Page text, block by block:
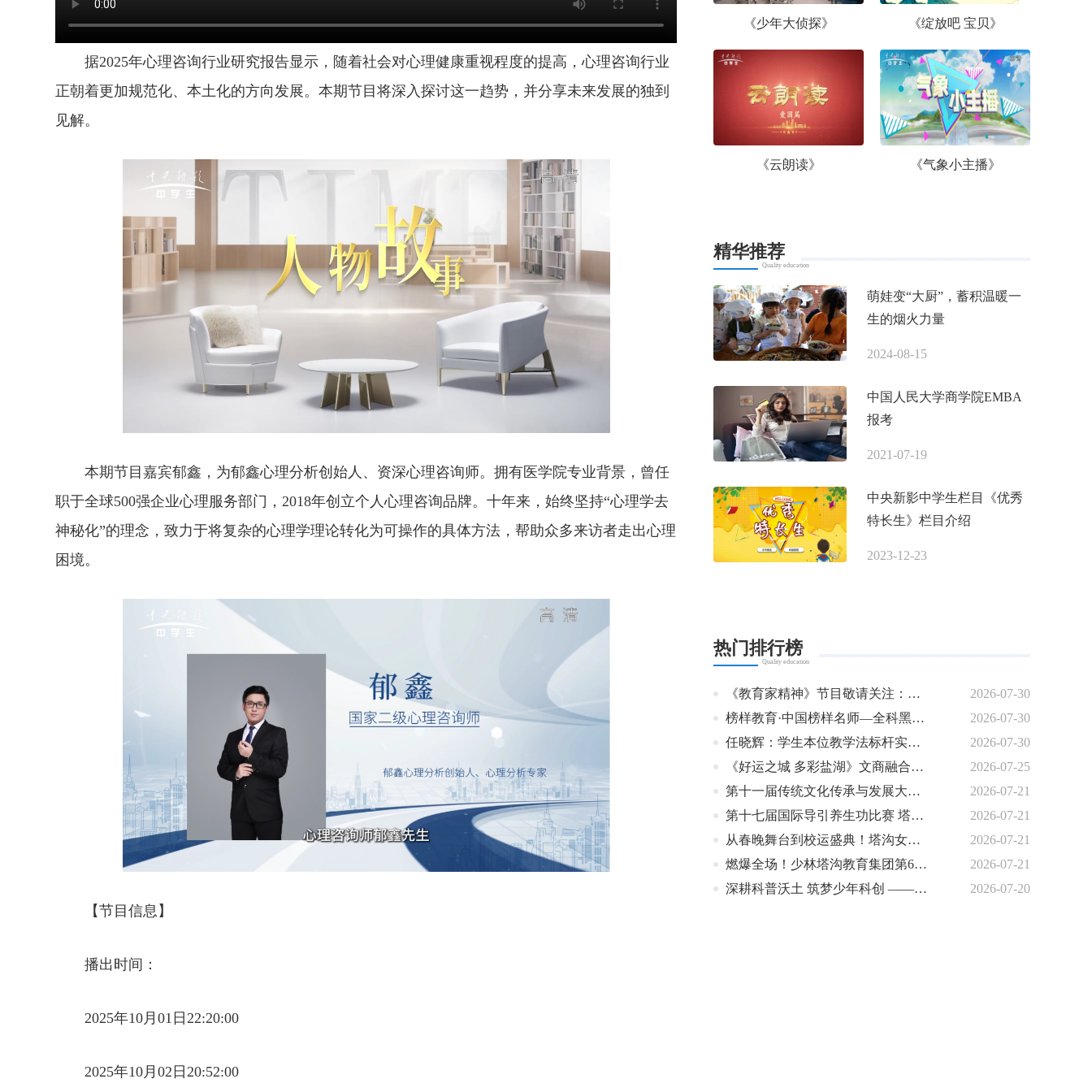
据2025年心理咨询行业研究报告显示，随着社会对心理健康重视程度的提高，心理咨询行业
正朝着更加规范化、本土化的方向发展。本期节目将深入探讨这一趋势，并分享未来发展的独到
见解。
本期节目嘉宾郁鑫，为郁鑫心理分析创始人、资深心理咨询师。拥有医学院专业背景，曾任
职于全球500强企业心理服务部门，2018年创立个人心理咨询品牌。十年来，始终坚持“心理学去
神秘化”的理念，致力于将复杂的心理学理论转化为可操作的具体方法，帮助众多来访者走出心理
困境。
【节目信息】
播出时间：
2025年10月01日22:20:00
2025年10月02日20:52:00
《少年大侦探》 《绽放吧 宝贝》
《云朗读》 《气象小主播》
精华推荐
Quality education
萌娃变“大厨”，蓄积温暖一
生的烟火力量
2024-08-15
中国人民大学商学院EMBA
报考
2021-07-19
中央新影中学生栏目《优秀
特长生》栏目介绍
2023-12-23
热门排行榜
Quality education
《教育家精神》节目敬请关注：名师专访---曾培燊
2026-07-30
榜样教育·中国榜样名师—全科黑马逆袭特训模式创始人 梁钰
2026-07-30
任晓辉：学生本位教学法标杆实践者
2026-07-30
《好运之城 多彩盐湖》文商融合大舞台暨青少年艺术文化节
2026-07-25
第十一届传统文化传承与发展大会暨2026时代匠心人物论坛在京启幕
2026-07-21
第十七届国际导引养生功比赛 塔沟集团荣获7金12银4铜
2026-07-21
从春晚舞台到校运盛典！塔沟女孩陈若然：以热爱成长，以梦想起航
2026-07-21
燃爆全场！少林塔沟教育集团第60届运动会隆重开幕
2026-07-21
深耕科普沃土 筑梦少年科创 ——衡水雍锦科创探索中心启幕先行 公益研学惠及千名学子
2026-07-20